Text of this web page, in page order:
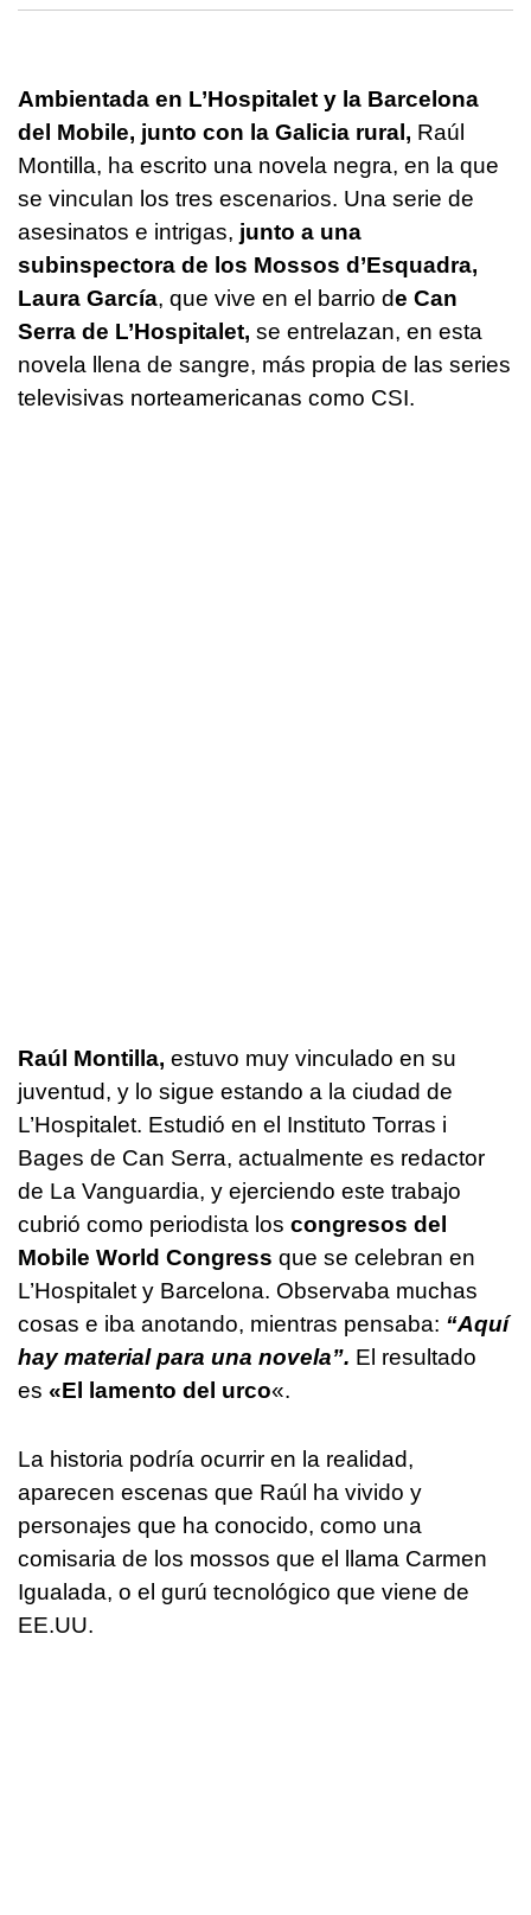
Ambientada en L’Hospitalet y la Barcelona
del Mobile, junto con la Galicia rural, Raúl
Montilla, ha escrito una novela negra, en la que
se vinculan los tres escenarios. Una serie de
asesinatos e intrigas, junto a una
subinspectora de los Mossos d’Esquadra,
Laura García, que vive en el barrio de Can
Serra de L’Hospitalet, se entrelazan, en esta
novela llena de sangre, más propia de las series
televisivas norteamericanas como CSI.
Raúl Montilla, estuvo muy vinculado en su
juventud, y lo sigue estando a la ciudad de
L’Hospitalet. Estudió en el Instituto Torras i
Bages de Can Serra, actualmente es redactor
de La Vanguardia, y ejerciendo este trabajo
cubrió como periodista los congresos del
Mobile World Congress que se celebran en
L’Hospitalet y Barcelona. Observaba muchas
cosas e iba anotando, mientras pensaba: “Aquí
hay material para una novela”. El resultado
es «El lamento del urco«.
La historia podría ocurrir en la realidad,
aparecen escenas que Raúl ha vivido y
personajes que ha conocido, como una
comisaria de los mossos que el llama Carmen
Igualada, o el gurú tecnológico que viene de
EE.UU.